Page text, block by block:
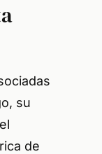
su
de